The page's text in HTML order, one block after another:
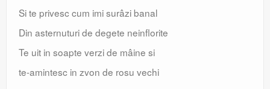
Si te privesc cum imi surâzi banal
Din asternuturi de degete neinflorite
Te uit in soapte verzi de mâine si
te-amintesc in zvon de rosu vechi